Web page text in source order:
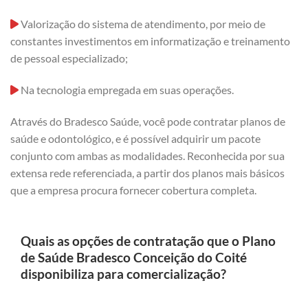
Valorização do sistema de atendimento, por meio de
constantes investimentos em informatização e treinamento
de pessoal especializado;
Na tecnologia empregada em suas operações.
Através do Bradesco Saúde, você pode contratar planos de
saúde e odontológico, e é possível adquirir um pacote
conjunto com ambas as modalidades. Reconhecida por sua
extensa rede referenciada, a partir dos planos mais básicos
que a empresa procura fornecer cobertura completa.
Quais as opções de contratação que o Plano
de Saúde Bradesco Conceição do Coité
disponibiliza para comercialização?